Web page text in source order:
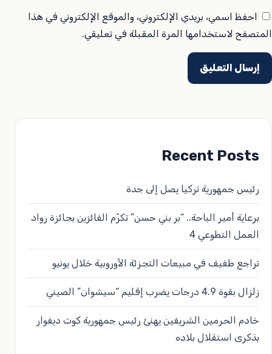
احفظ اسمي، بريدي الإلكتروني، والموقع الإلكتروني في هذا
المتصفح لاستخدامها المرة المقبلة في تعليقي.
Recent Posts
رئيس جمهورية تركيا يصل إلى جدة
برعاية أمير الباحة.. “بر بني حسن” تكرّم الفائزين بجائزة رواد
العمل التطوعي 4
تراجع طفيف في مبيعات التجزئة الأوروبية خلال يونيو
زلزال بقوة 4.9 درجات يضرب إقليم “سيشوان” الصيني
خادم الحرمين الشريفين يهنئ رئيس جمهورية كوت ديفوار
بذكرى استقلال بلاده